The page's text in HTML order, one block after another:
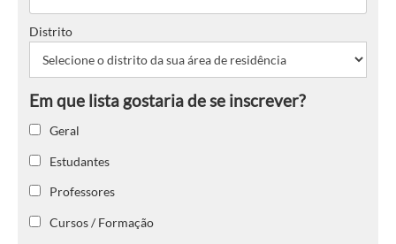
Distrito
Geral
Estudantes
Professores
Cursos / Formação